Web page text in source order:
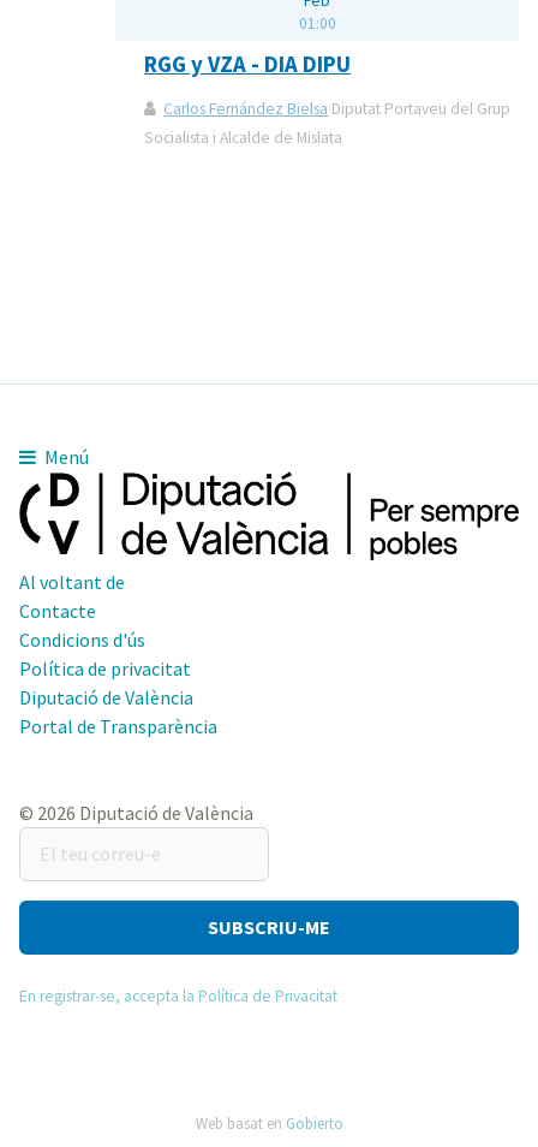
01:00
RGG y VZA - DIA DIPU
Carlos Fernández Bielsa Diputat Portaveu del Grup
Socialista i Alcalde de Mislata
Menú
Al voltant de
Contacte
Condicions d'ús
Política de privacitat
Diputació de València
Portal de Transparència
© 2026 Diputació de València
El
teu
correu-
En registrar-se, accepta la Política de Privacitat
Web basat en Gobierto